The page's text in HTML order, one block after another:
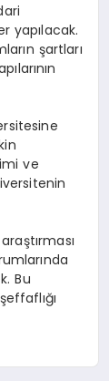
yapılacak.
şartları
ve
Bu